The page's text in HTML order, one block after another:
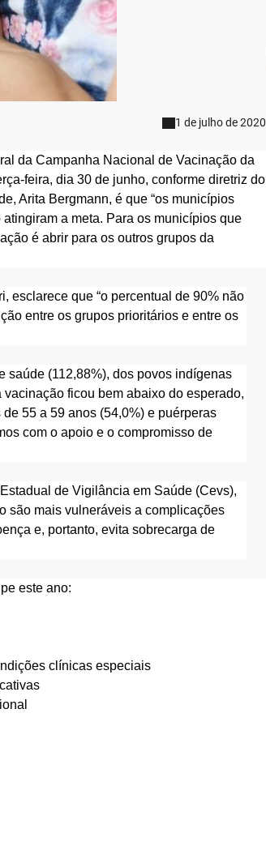
1 de julho de 2020
da Campanha Nacional de Vacinação da
feira, dia 30 de junho, conforme diretriz do
Arita Bergmann, é que “os municípios
a meta. Para os municípios que
é abrir para os outros grupos da
esclarece que “o percentual de 90% não
entre os grupos prioritários e entre os
saúde (112,88%), dos povos indígenas
vacinação ficou bem abaixo do esperado,
55 a 59 anos (54,0%) e puérperas
com o apoio e o compromisso de
de Vigilância em Saúde (Cevs),
são mais vulneráveis a complicações
e, portanto, evita sobrecarga de
este ano:
clínicas especiais